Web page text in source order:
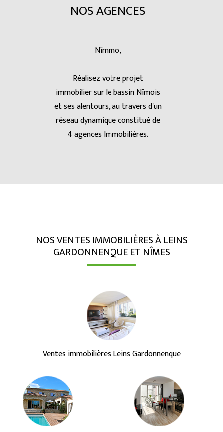
NOS AGENCES
Nîmmo,
Réalisez votre projet
immobilier sur le bassin Nîmois
et ses alentours, au travers d'un
réseau dynamique constitué de
4 agences Immobilières.
NOS VENTES IMMOBILIÈRES À LEINS
GARDONNENQUE ET NÎMES
Ventes immobilières Leins Gardonnenque